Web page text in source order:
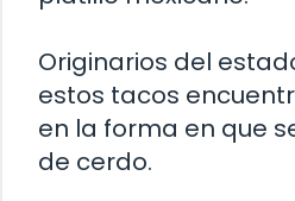
Originarios del
estos tacos
en la forma en que
de cerdo.